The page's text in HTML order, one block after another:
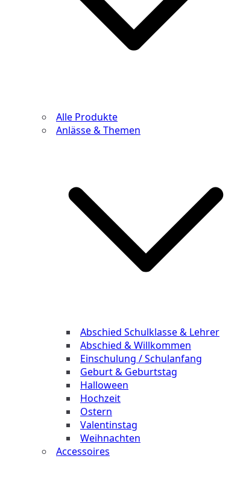
Alle Produkte
Anlässe & Themen
Abschied Schulklasse & Lehrer
Abschied & Willkommen
Einschulung / Schulanfang
Geburt & Geburtstag
Halloween
Hochzeit
Ostern
Valentinstag
Weihnachten
Accessoires